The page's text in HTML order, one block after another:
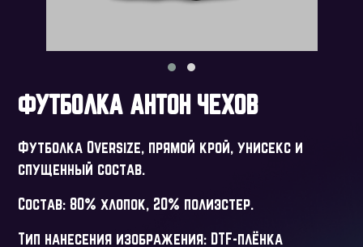
ФУТБОЛКА АНТОН ЧЕХОВ
Футболка Oversize, прямой крой, унисекс и
спущенный состав.
Состав: 80% хлопок, 20% полиэстер.
Тип нанесения изображения: DTF-плёнка